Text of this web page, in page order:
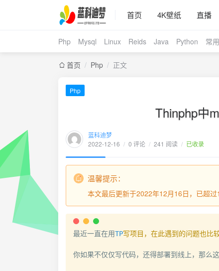
首页 4K壁纸 直播
Php Mysql Linux Reids Java Python 常
首页 / Php / 正文
Php
Thinphp中
蓝科迪梦
2022-12-16 / 0 评论 / 241 阅读 / 已收录
温馨提示：
本文最后更新于2022年12月16日，已超
最近一直在用TP写项目，在此遇到的问题也比
你如果不仅仅写代码，还得部署到线上，那么